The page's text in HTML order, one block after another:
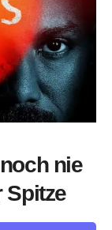
nie
Spitze